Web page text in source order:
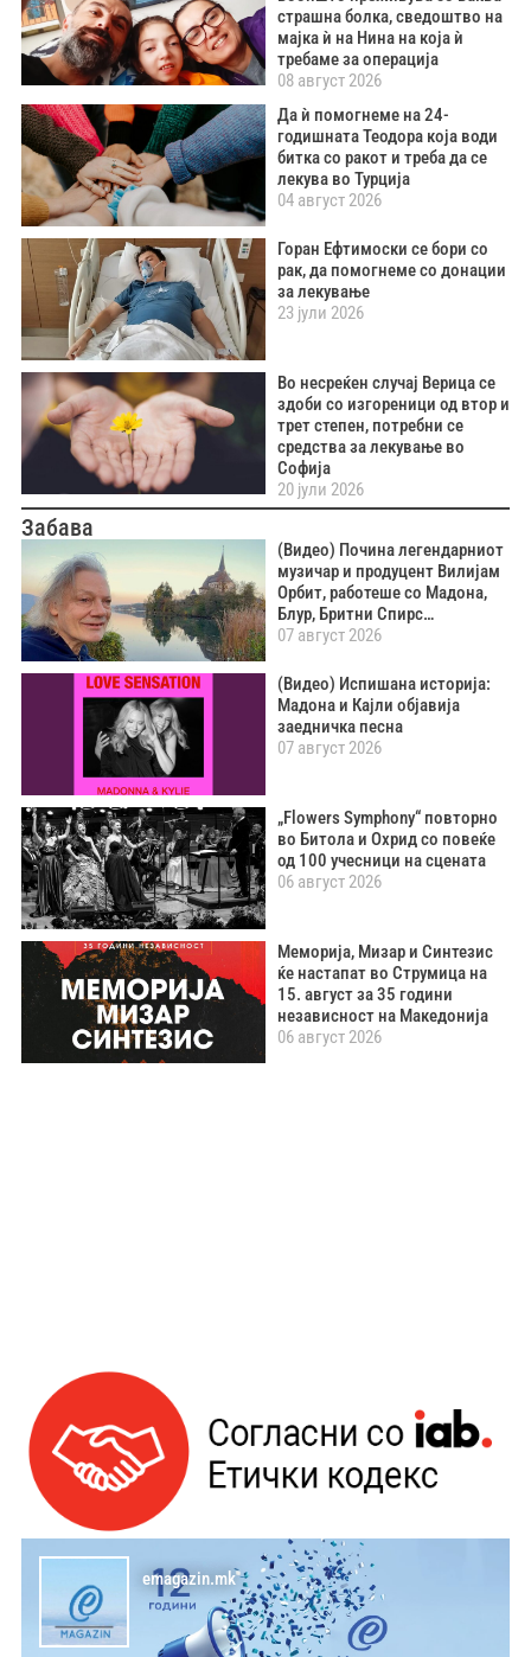
страшна болка, сведоштво на
мајка ѝ на Нина на која ѝ
требаме за операција
08 август 2026
Да ѝ помогнеме на 24-
годишната Теодора која води
битка со ракот и треба да се
лекува во Турција
04 август 2026
Горан Ефтимоски се бори со
рак, да помогнеме со донации
за лекување
23 јули 2026
Во несреќен случај Верица се
здоби со изгореници од втор и
трет степен, потребни се
средства за лекување во
Софија
20 јули 2026
Забава
(Видео) Почина легендарниот
музичар и продуцент Вилијам
Орбит, работеше со Мадона,
Блур, Бритни Спирс…
07 август 2026
(Видео) Испишана историја:
Мадона и Кајли објавија
заедничка песна
07 август 2026
„Flowers Symphony“ повторно
во Битола и Охрид со повеќе
од 100 учесници на сцената
06 август 2026
Меморија, Мизар и Синтезис
ќе настапат во Струмица на
15. август за 35 години
независност на Македонија
06 август 2026
emagazin.mk